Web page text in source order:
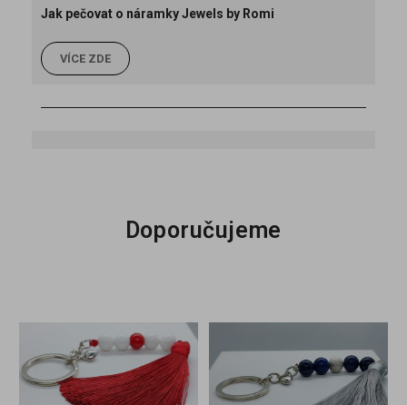
Jak pečovat o náramky Jewels by Romi
VÍCE ZDE
Doporučujeme